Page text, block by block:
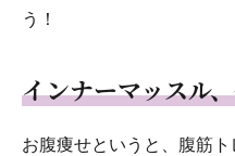
う！
インナーマッスル
お腹痩せというと、腹筋